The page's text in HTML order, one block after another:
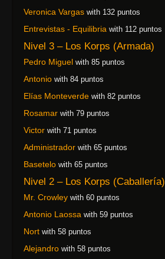
Veronica Vargas with 132 puntos
Entrevistas - Equilibria with 112 puntos
Nivel 3 – Los Korps (Armada)
Pedro Miguel with 85 puntos
Antonio with 84 puntos
Elías Monteverde with 82 puntos
Rosamar with 79 puntos
Victor with 71 puntos
Administrador with 65 puntos
Basetelo with 65 puntos
Nivel 2 – Los Korps (Caballería)
Mr. Crowley with 60 puntos
Antonio Laossa with 59 puntos
Nort with 58 puntos
Alejandro with 58 puntos